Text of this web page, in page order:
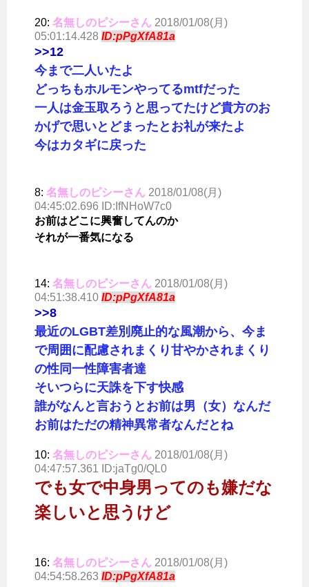
20: 名無しのピシーさん 2018/01/08(月)
05:01:14.428 ID:pPgXfA81a
>>12
今まで二人いたよ
どっちもホルモンやってるmtfだった
一人は金玉取ろうと思ってたけど貴方のお
かげで思いとどまったとお礼が来たよ
今はカタギに戻った
8: 名無しのピシーさん 2018/01/08(月)
04:45:02.696 ID:IfNHoW7c0
お前はどこに興奮してんのか
それが一番気になる
14: 名無しのピシーさん 2018/01/08(月)
04:51:38.410 ID:pPgXfA81a
>>8
最近のLGBT差別廃止的な風潮から、今ま
で周囲に配慮されまくり甘やかされまくり
の性同一性障害者達
そいつらに天誅を下す快感
誰がなんと言おうとお前は男（女）なんだ
お前はただの精神異常者なんだとね
10: 名無しのピシーさん 2018/01/08(月)
04:47:57.361 ID:jaTg0/QL0
でも女で中身男ってのも嫌だな
楽しいと思うけど
16: 名無しのピシーさん 2018/01/08(月)
04:54:58.263 ID:pPgXfA81a